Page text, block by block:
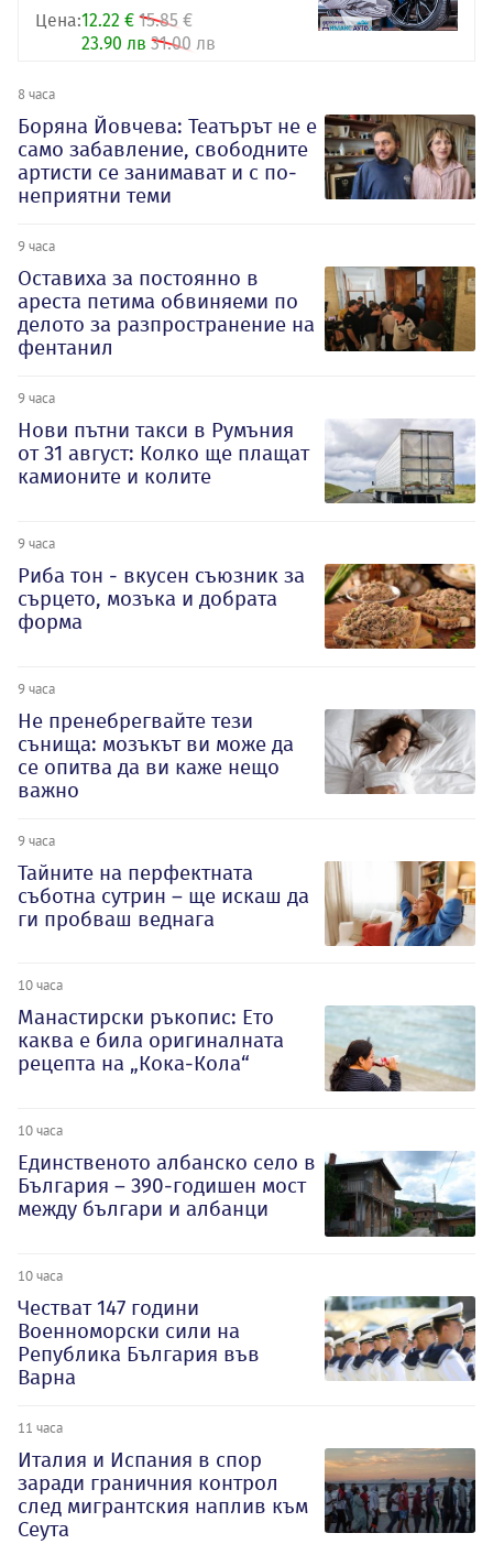
Цена:12.22 € 15.85 €
23.90 лв 31.00 лв
8 часа
Боряна Йовчева: Театърът не е
само забавление, свободните
артисти се занимават и с по-
неприятни теми
9 часа
Оставиха за постоянно в
ареста петима обвиняеми по
делото за разпространение на
фентанил
9 часа
Нови пътни такси в Румъния
от 31 август: Колко ще плащат
камионите и колите
9 часа
Риба тон - вкусен съюзник за
сърцето, мозъка и добрата
форма
9 часа
Не пренебрегвайте тези
сънища: мозъкът ви може да
се опитва да ви каже нещо
важно
9 часа
Тайните на перфектната
съботна сутрин – ще искаш да
ги пробваш веднага
10 часа
Манастирски ръкопис: Ето
каква е била оригиналната
рецепта на „Кока-Кола“
10 часа
Единственото албанско село в
България – 390-годишен мост
между българи и албанци
10 часа
Честват 147 години
Военноморски сили на
Република България във
Варна
11 часа
Италия и Испания в спор
заради граничния контрол
след мигрантския наплив към
Сеута